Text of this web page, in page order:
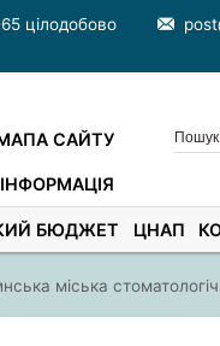
цілодобово
САЙТУ
БЮДЖЕТ ЦНАП
міська